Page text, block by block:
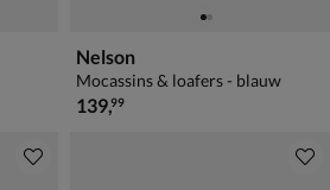
Nelson
Mocassins & loafers - blauw
€ 139,99
139,99